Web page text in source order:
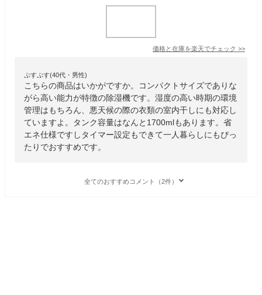
価格と在庫を楽天でチェック >>
ぷすぷす(40代・男性)
こちらの商品はいかがですか。コンパクトサイズでありな
がら高い能力が特徴の除湿機です。湿度の高い時期の環境
管理はもちろん、悪天候の際の衣類の室内干しにも対応し
ていますよ。タンク容量はなんと1700mlもあります。省
エネ仕様ですしタイマー設定もできて一人暮らしにもぴっ
たりでおすすめです。
全てのおすすめコメント（2件）